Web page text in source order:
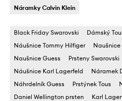
Náramky Calvin Klein
Black Friday Swarovski
Dámský
Náušnice Tommy Hilfiger
Naušnice
Naušnice Guess
Prsteny Swarovski
Náušnice Karl Lagerfeld
Náramek
Náhrdelník Guess
Prstýnek Tous
Daniel Wellington prsten
Karl